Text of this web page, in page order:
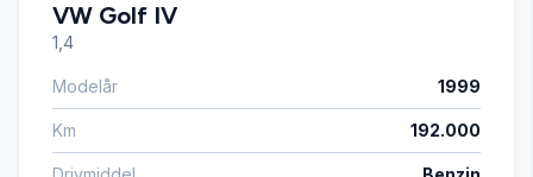
VW Golf IV
1,4
Modelår 1999
Km 192.000